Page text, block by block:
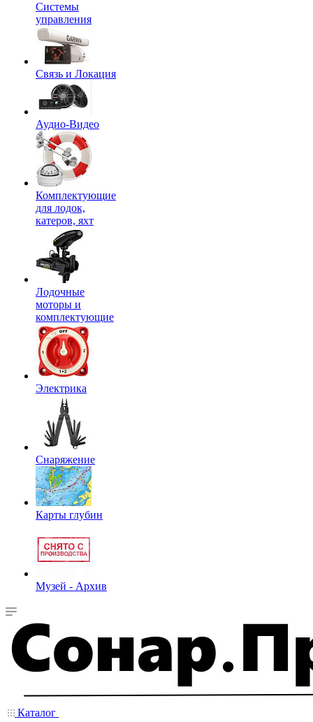
Системы
управления
Связь и Локация
Аудио-Видео
Комплектующие
для лодок,
катеров, яхт
Лодочные
моторы и
комплектующие
Электрика
Снаряжение
Карты глубин
Музей - Архив
Каталог